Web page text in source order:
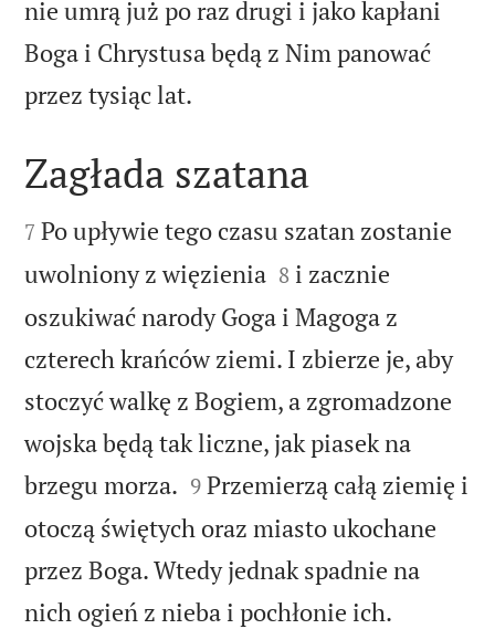
nie umrą już po raz drugi i jako kapłani
Boga i Chrystusa będą z Nim panować
przez tysiąc lat.

Zagłada szatana

7 Po upływie tego czasu szatan zostanie
uwolniony z więzienia
8 i zacznie
oszukiwać narody Goga i Magoga z
czterech krańców ziemi. I zbierze je, aby
stoczyć walkę z Bogiem, a zgromadzone
wojska będą tak liczne, jak piasek na
brzegu morza. 

9 Przemierzą całą ziemię i
otoczą świętych oraz miasto ukochane
przez Boga. Wtedy jednak spadnie na
nich ogień z nieba i pochłonie ich.